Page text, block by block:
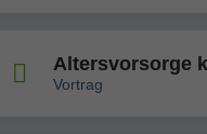
Altersvorsorge
Vortrag